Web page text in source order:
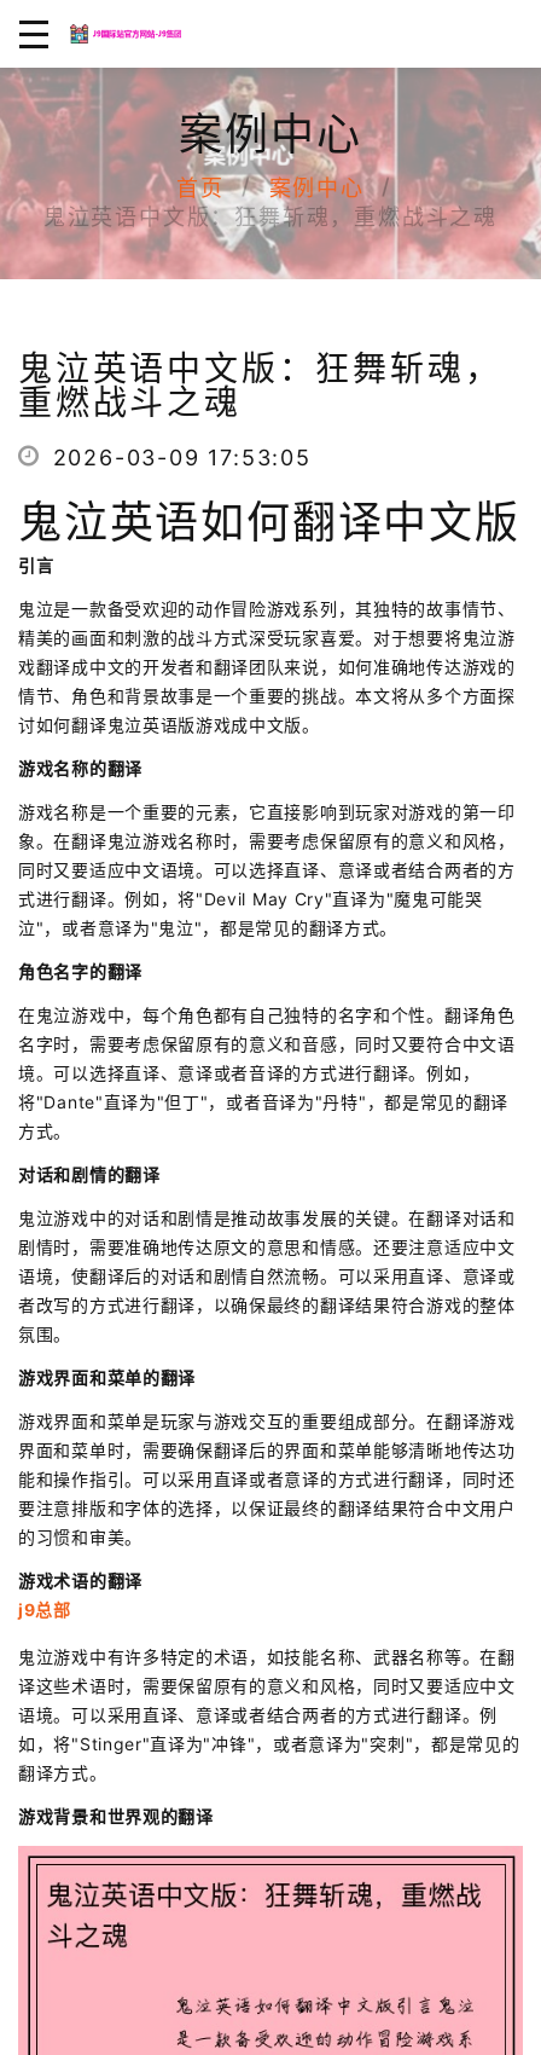
案例中心
首页
案例中心
鬼泣英语中文版：狂舞斩魂，重燃战斗之魂
鬼泣英语中文版：狂舞斩魂，
重燃战斗之魂
2026-03-09 17:53:05
鬼泣英语如何翻译中文版
引言
鬼泣是一款备受欢迎的动作冒险游戏系列，其独特的故事情节、
精美的画面和刺激的战斗方式深受玩家喜爱。对于想要将鬼泣游
戏翻译成中文的开发者和翻译团队来说，如何准确地传达游戏的
情节、角色和背景故事是一个重要的挑战。本文将从多个方面探
讨如何翻译鬼泣英语版游戏成中文版。
游戏名称的翻译
游戏名称是一个重要的元素，它直接影响到玩家对游戏的第一印
象。在翻译鬼泣游戏名称时，需要考虑保留原有的意义和风格，
同时又要适应中文语境。可以选择直译、意译或者结合两者的方
式进行翻译。例如，将"Devil May Cry"直译为"魔鬼可能哭
泣"，或者意译为"鬼泣"，都是常见的翻译方式。
角色名字的翻译
在鬼泣游戏中，每个角色都有自己独特的名字和个性。翻译角色
名字时，需要考虑保留原有的意义和音感，同时又要符合中文语
境。可以选择直译、意译或者音译的方式进行翻译。例如，
将"Dante"直译为"但丁"，或者音译为"丹特"，都是常见的翻译
方式。
对话和剧情的翻译
鬼泣游戏中的对话和剧情是推动故事发展的关键。在翻译对话和
剧情时，需要准确地传达原文的意思和情感。还要注意适应中文
语境，使翻译后的对话和剧情自然流畅。可以采用直译、意译或
者改写的方式进行翻译，以确保最终的翻译结果符合游戏的整体
氛围。
游戏界面和菜单的翻译
游戏界面和菜单是玩家与游戏交互的重要组成部分。在翻译游戏
界面和菜单时，需要确保翻译后的界面和菜单能够清晰地传达功
能和操作指引。可以采用直译或者意译的方式进行翻译，同时还
要注意排版和字体的选择，以保证最终的翻译结果符合中文用户
的习惯和审美。
游戏术语的翻译
j9总部
鬼泣游戏中有许多特定的术语，如技能名称、武器名称等。在翻
译这些术语时，需要保留原有的意义和风格，同时又要适应中文
语境。可以采用直译、意译或者结合两者的方式进行翻译。例
如，将"Stinger"直译为"冲锋"，或者意译为"突刺"，都是常见的
翻译方式。
游戏背景和世界观的翻译